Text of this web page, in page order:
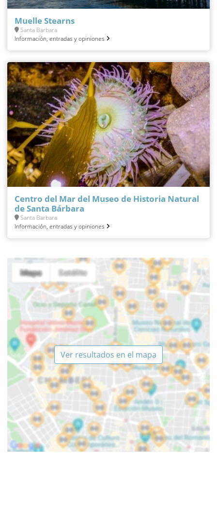
Muelle Stearns
Santa Barbara
Información, entradas y opiniones
Centro del Mar del Museo de Historia Natural
de Santa Bárbara
Santa Barbara
Información, entradas y opiniones
Ver resultados en el mapa